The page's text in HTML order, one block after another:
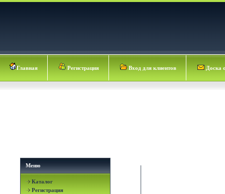
Главная Регистрация Вход для клиентов Доска
Меню
Каталог
Регистрация